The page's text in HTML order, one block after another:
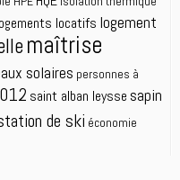
locatifs logement
maîtrise
solaires personnes à
saint alban leyssesapin
de ski économie